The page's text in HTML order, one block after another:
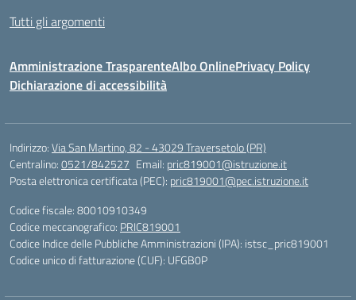
Tutti gli argomenti
Amministrazione TrasparenteAlbo OnlinePrivacy Policy
Dichiarazione di accessibilità
Indirizzo:Via San Martino, 82 - 43029 Traversetolo (PR)
Centralino:0521/842527 Email: pric819001@istruzione.it
Posta elettronica certificata (PEC): pric819001@pec.istruzione.it
Codice fiscale: 80010910349
Codice meccanografico: PRIC819001
Codice Indice delle Pubbliche Amministrazioni (IPA): istsc_pric819001
Codice unico di fatturazione (CUF): UFGB0P